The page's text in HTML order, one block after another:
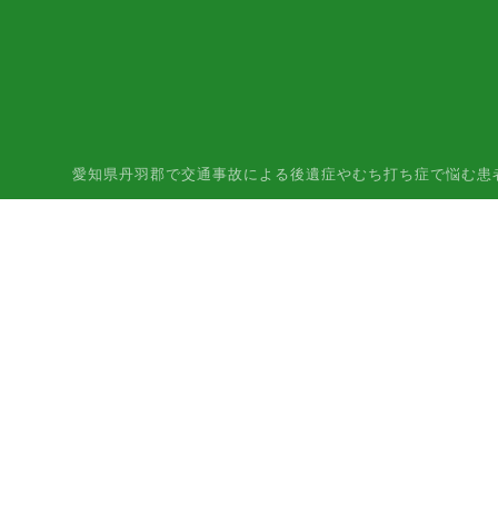
愛知県丹羽郡で交通事故による後遺症やむち打ち症で悩